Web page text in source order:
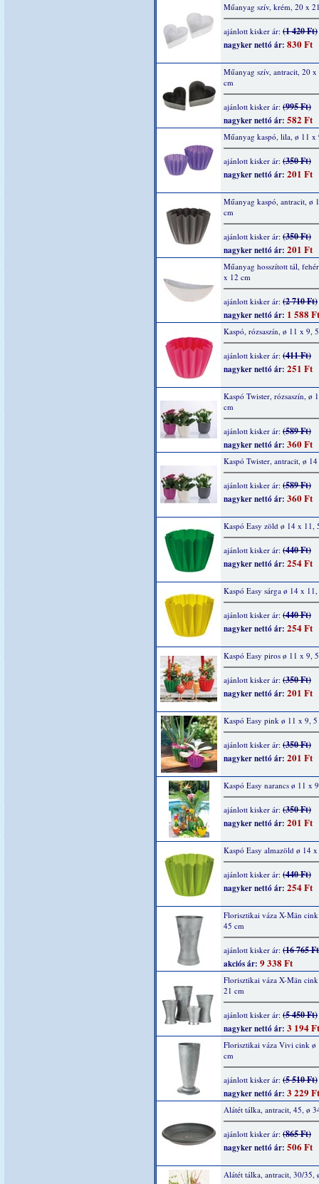
Műanyag szív, krém, 20 x
ajánlott kisker ár: (1 420 Ft)
nagyker nettó ár: 830 Ft
Műanyag szív, antracit, 20
cm
ajánlott kisker ár: (995 Ft)
nagyker nettó ár: 582 Ft
Műanyag kaspó, lila, ø 11 x
ajánlott kisker ár: (350 Ft)
nagyker nettó ár: 201 Ft
Műanyag kaspó, antracit, ø
cm
ajánlott kisker ár: (350 Ft)
nagyker nettó ár: 201 Ft
Műanyag hosszított tál,
x 12 cm
ajánlott kisker ár: (2 710 Ft)
nagyker nettó ár: 1 588 Ft
Kaspó, rózsaszín, ø 11 x 9,
ajánlott kisker ár: (411 Ft)
nagyker nettó ár: 251 Ft
Kaspó Twister, rózsaszín, ø
cm
ajánlott kisker ár: (589 Ft)
nagyker nettó ár: 360 Ft
Kaspó Twister, antracit, ø
ajánlott kisker ár: (589 Ft)
nagyker nettó ár: 360 Ft
Kaspó Easy zöld ø 14 x 11,
ajánlott kisker ár: (440 Ft)
nagyker nettó ár: 254 Ft
Kaspó Easy sárga ø 14 x
ajánlott kisker ár: (440 Ft)
nagyker nettó ár: 254 Ft
Kaspó Easy piros ø 11 x 9,
ajánlott kisker ár: (350 Ft)
nagyker nettó ár: 201 Ft
Kaspó Easy pink ø 11 x 9,
ajánlott kisker ár: (350 Ft)
nagyker nettó ár: 201 Ft
Kaspó Easy narancs ø 11 x
ajánlott kisker ár: (350 Ft)
nagyker nettó ár: 201 Ft
Kaspó Easy almazöld ø 14
ajánlott kisker ár: (440 Ft)
nagyker nettó ár: 254 Ft
Florisztikai váza X-Män
45 cm
ajánlott kisker ár: (16 765
akciós ár: 9 338 Ft
Florisztikai váza X-Män
21 cm
ajánlott kisker ár: (5 450 Ft)
nagyker nettó ár: 3 194 Ft
Florisztikai váza Vivi cink ø
cm
ajánlott kisker ár: (5 510 Ft)
nagyker nettó ár: 3 229 Ft
Alátét tálka, antracit, 45, ø
ajánlott kisker ár: (865 Ft)
nagyker nettó ár: 506 Ft
Alátét tálka, antracit, 30/35,